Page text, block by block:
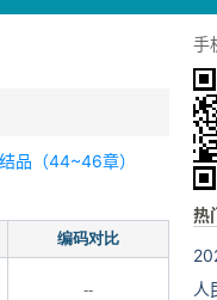
品（44~46章）
编码对比
--
手
热
人